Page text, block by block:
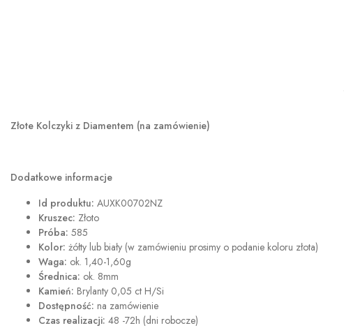
Złote Kolczyki z Diamentem (na zamówienie)
Dodatkowe informacje
Id produktu: AUXK00702NZ
Kruszec: Złoto
Próba: 585
Kolor: żółty lub biały (w zamówieniu prosimy o podanie koloru złota)
Waga: ok. 1,40-1,60g
Średnica: ok. 8mm
Kamień: Brylanty 0,05 ct H/Si
Dostępność: na zamówienie
Czas realizacji: 48 -72h (dni robocze)